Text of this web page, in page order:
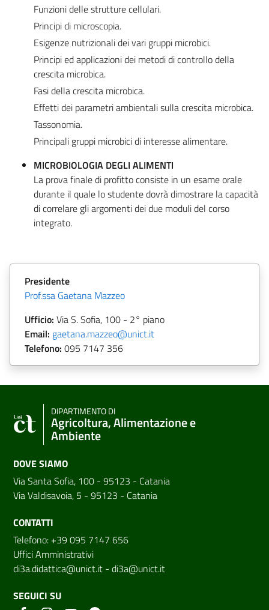
Funzioni delle strutture cellulari.
Principi di microscopia.
Esigenze nutrizionali dei vari gruppi microbici.
Principi ed applicazioni dei metodi di controllo della
crescita microbica.
Fasi della crescita microbica.
Effetti dei parametri ambientali sulla crescita microbica.
Tassonomia.
Principali gruppi microbici di interesse alimentare.
MICROBIOLOGIA DEGLI ALIMENTI
La prova finale di profitto consiste in un esame orale
durante il quale lo studente dovrà dimostrare la capacità
di correlare gli argomenti dei due moduli del corso
integrato.
Presidente
Prof.ssa Gaetana Mazzeo
Ufficio: Via S. Sofia, 100 - 2° piano
Email: gaetana.mazzeo@unict.it
Telefono: 095 7147 356
DIPARTIMENTO DI
Agricoltura, Alimentazione e
Ambiente
DOVE SIAMO
Via Santa Sofia, 100 - 95123 - Catania
Via Valdisavoia, 5 - 95123 - Catania
CONTATTI
Telefono: +39 095 7147 656
Uffici Amministrativi
di3a.didattica@unict.it - di3a@unict.it
SEGUICI SU